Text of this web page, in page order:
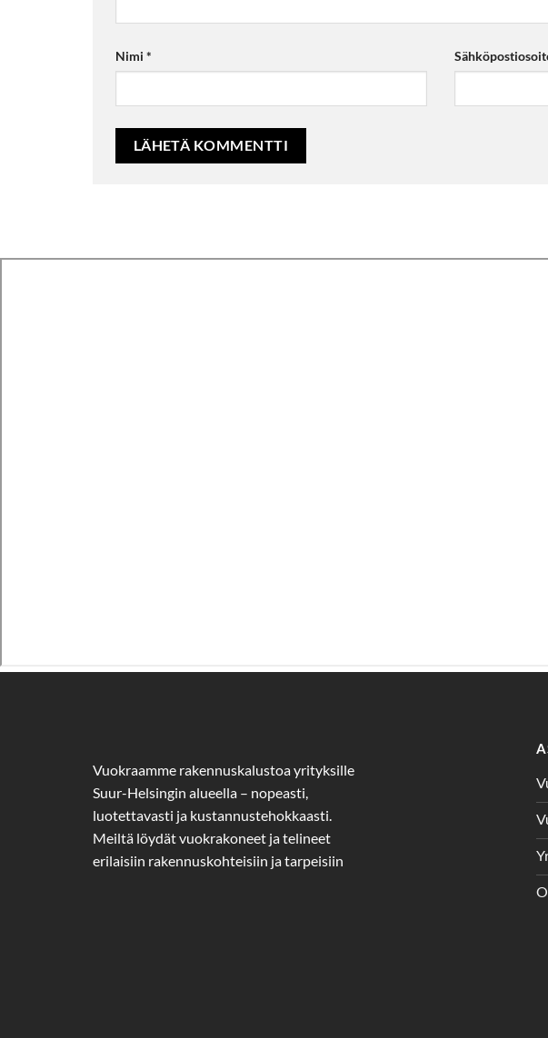
Nimi *
Vuokraamme rakennuskalustoa yrityksille
Suur-Helsingin alueella – nopeasti,
luotettavasti ja kustannustehokkaasti.
Meiltä löydät vuokrakoneet ja telineet
erilaisiin rakennuskohteisiin ja tarpeisiin